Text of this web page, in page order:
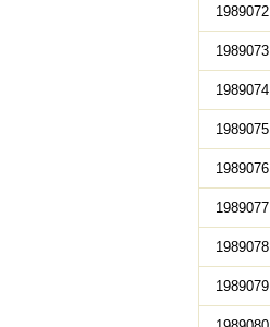
1989072
1989073
1989074
1989075
1989076
1989077
1989078
1989079